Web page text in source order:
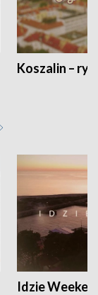
Koszalin –
Idzie